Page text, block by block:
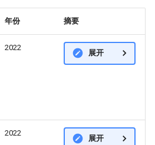
年份 摘要
2022
展开
2022
展开